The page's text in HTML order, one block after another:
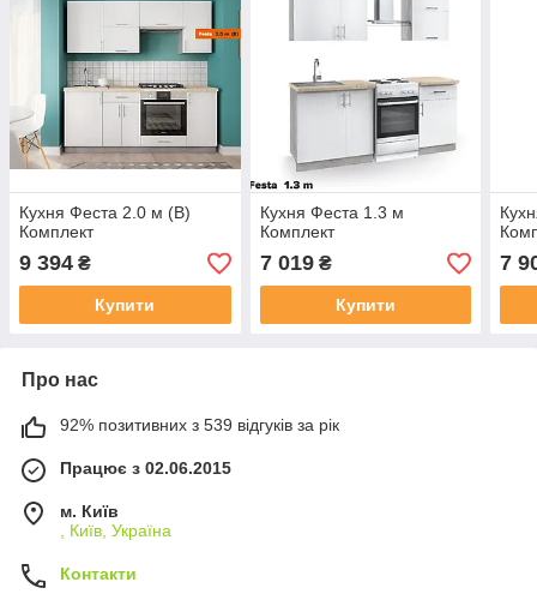
Кухня Феста 2.0 м (В)
Комплект
9 394 ₴
Купити
Кухня Феста 1.3 м
Комплект
7 019₴
Купити
7
Про нас
92% позитивних з 539 відгуків за рік
Працює з 02.06.2015
м. Київ
, Київ, Україна
Контакти